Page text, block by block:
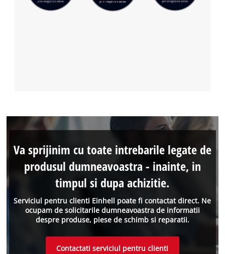
Serviciul pentru clienti Einhell poate fi contactat direct. Ne
ocupam de solicitarile dumneavoastra de informatii
despre produse, piese de schimb si reparatii.
Va sprijinim cu toate intrebarile legate de
produsul dumneavoastra - inainte, in
timpul si dupa achizitie.
Contactati serviciul pentru clienti